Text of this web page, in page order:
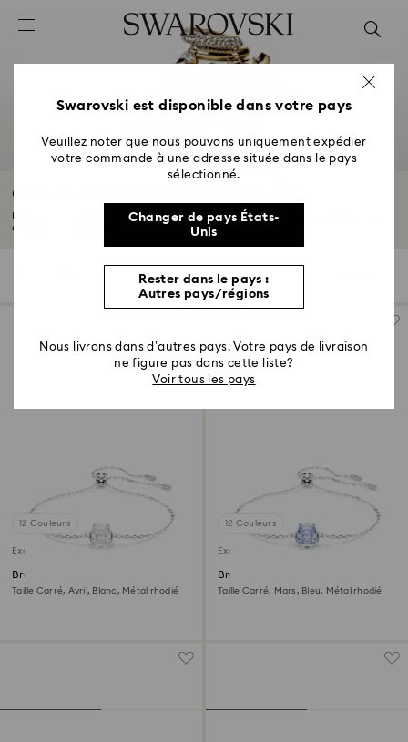
Accesskeys list
2 - Footer
4 - Search results
Cadeaux, bijoux et figurines Bélier
La passion ardente du Bélier se révèle dans notre dynamique collection de
cadeaux...
Filtres
Filtres
12 Couleurs
Exclusivité en ligne
Bracelet Birthstone
Taille Carré, Avril, Blanc, Métal rhodié
12 Couleurs
Exclusivité en ligne
Bracelet Birthstone
Taille Carré, Mars, Bleu, Métal rhodié
Swarovski est disponible dans votre pays
Veuillez noter que nous pouvons uniquement expédier
votre commande à une adresse située dans le pays
sélectionné.
Changer de pays États-
Unis
Rester dans le pays :
Autres pays/régions
Nous livrons dans d’autres pays. Votre pays de livraison
ne figure pas dans cette liste?
Voir tous les pays